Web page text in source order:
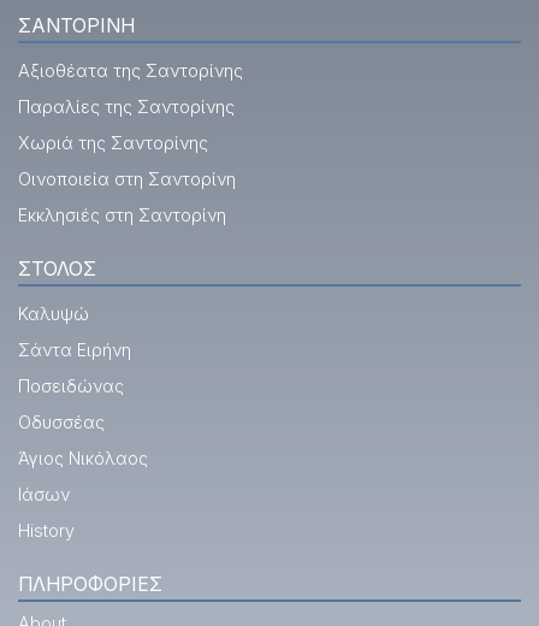
ΣΑΝΤΟΡΊΝΗ
Αξιοθέατα της Σαντορίνης
Παραλίες της Σαντορίνης
Χωριά της Σαντορίνης
Οινοποιεία στη Σαντορίνη
Εκκλησιές στη Σαντορίνη
ΣΤΌΛΟΣ
Καλυψώ
Σάντα Ειρήνη
Ποσειδώνας
Οδυσσέας
Άγιος Νικόλαος
Ιάσων
History
ΠΛΗΡΟΦΟΡΊΕΣ